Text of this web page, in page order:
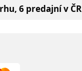
6 predajní v ČR